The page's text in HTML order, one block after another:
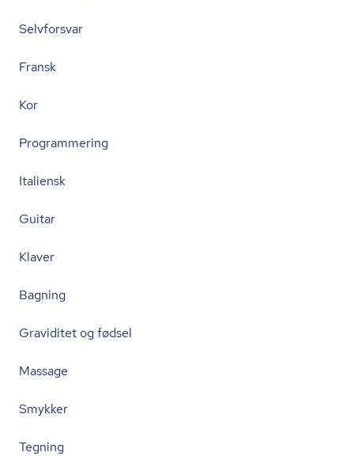
Selvforsvar
Fransk
Kor
Programmering
Italiensk
Guitar
Klaver
Bagning
Graviditet og fødsel
Massage
Smykker
Tegning